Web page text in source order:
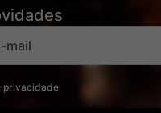
privacidade